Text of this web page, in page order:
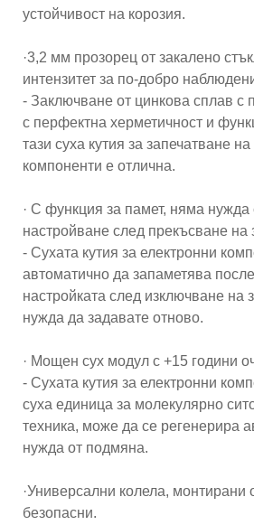
устойчивост на корозия.
·3,2 мм прозорец от закалено
интензитет за по-добро
- Заключване от цинкова сплав с
с перфектна херметичност и
тази суха кутия за запечатване
компоненти е отлична.
· С функция за памет, няма нужда
настройване след прекъсване на
- Сухата кутия за електронни
автоматично да запаметява
настройката след изключване на
нужда да задавате отново.
· Мощен сух модул с +15 години
- Сухата кутия за електронни
суха единица за молекулярно
техника, може да се регенерира
нужда от подмяна.
·Универсални колела, монтирани
безопасни.